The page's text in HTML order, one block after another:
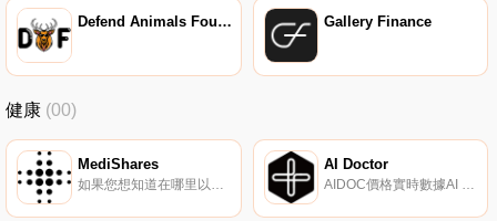
Defend Animals Foundation Gallery Finance
健康 (00)
MediShares AI Doctor